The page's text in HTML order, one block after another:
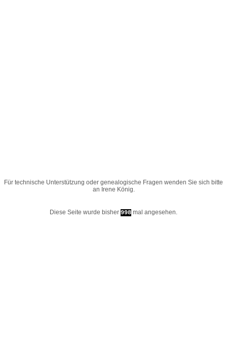
Für technische Unterstützung oder genealogische Fragen wenden Sie sich bitte
an Irene König.
Diese Seite wurde bisher 998 mal angesehen.